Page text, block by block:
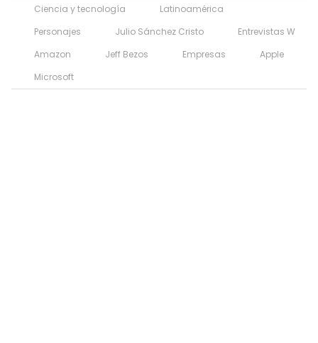
Ciencia y tecnología
Latinoamérica
Personajes
Julio Sánchez Cristo
Entrevistas W
Amazon
Jeff Bezos Empresas
Apple
Microsoft